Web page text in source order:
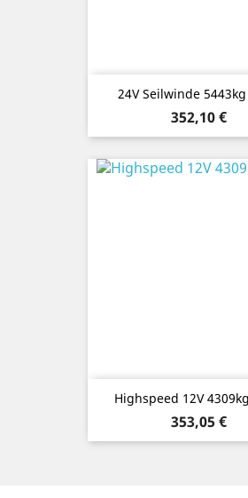
24V Seilwinde
Preis
352,10 €
Highspeed 12V
Preis
353,05 €